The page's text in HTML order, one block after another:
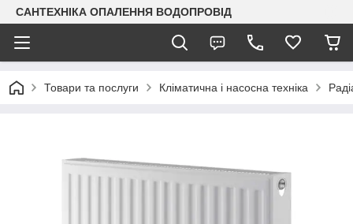
САНТЕХНІКА ОПАЛЕННЯ ВОДОПРОВІД
Товари та послуги Кліматична і насосна техніка